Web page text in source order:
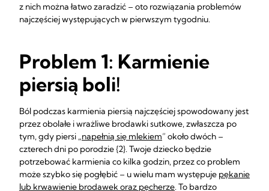
z nich można łatwo zaradzić – oto rozwiązania problemów
najczęściej występujących w pierwszym tygodniu.
Problem 1: Karmienie
piersią boli!
Ból podczas karmienia piersią najczęściej spowodowany jest
przez obolałe i wrażliwe brodawki sutkowe, zwłaszcza po
tym, gdy piersi „napełnią się mlekiem” około dwóch –
czterech dni po porodzie {2}. Twoje dziecko będzie
potrzebować karmienia co kilka godzin, przez co problem
może szybko się pogłębić – u wielu mam występuje pękanie
lub krwawienie brodawek oraz pęcherze. To bardzo